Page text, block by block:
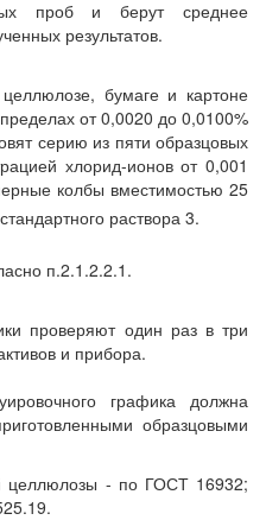
проб и берут среднее
результатов.
бумаге и картоне
от 0,0020 до 0,0100%
серию из пяти образцовых
хлорид-ионов от 0,001
колбы вместимостью 25
стандартного раствора 3.
п.2.1.2.2.1.
проверяют один раз в три
и прибора.
графика должна
образцовыми
целлюлозы - по ГОСТ 16932;